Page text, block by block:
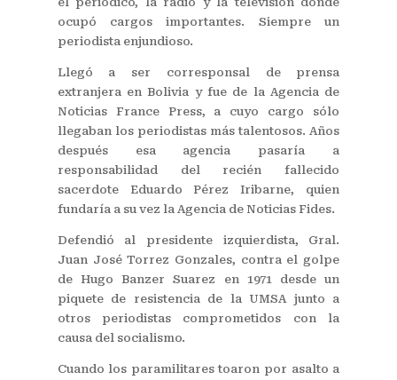
ocupó cargos importantes. Siempre un
periodista enjundioso.
Llegó a ser corresponsal de prensa
extranjera en Bolivia y fue de la Agencia de
Noticias France Press, a cuyo cargo sólo
llegaban los periodistas más talentosos. Años
después esa agencia pasaría a
responsabilidad del recién fallecido
sacerdote Eduardo Pérez Iribarne, quien
fundaría a su vez la Agencia de Noticias Fides.
Defendió al presidente izquierdista, Gral.
Juan José Torrez Gonzales, contra el golpe
de Hugo Banzer Suarez en 1971 desde un
piquete de resistencia de la UMSA junto a
otros periodistas comprometidos con la
causa del socialismo.
Cuando los paramilitares toaron por asalto a